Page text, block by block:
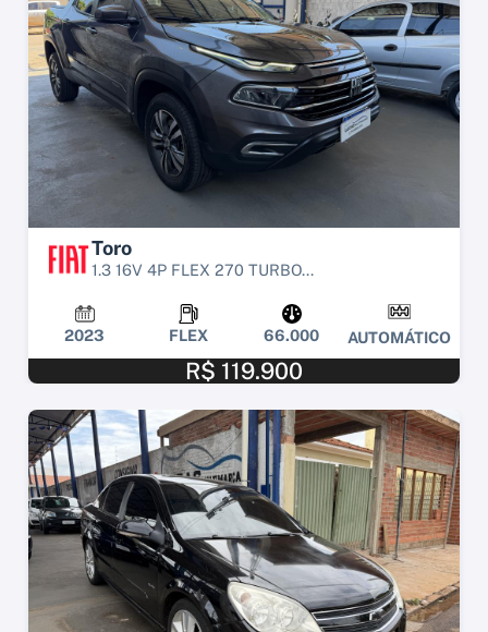
Toro
1.3 16V 4P FLEX 270 TURBO...
2023 FLEX 66.000 AUTOMÁTICO
R$ 119.900